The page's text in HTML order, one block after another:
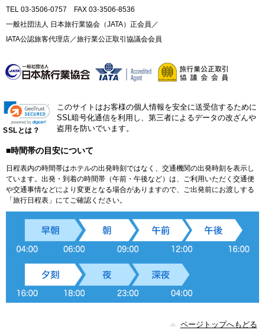
TEL 03-3506-0757 FAX 03-3506-8536
一般社団法人 日本旅行業協会（JATA）正会員／
IATA公認旅客代理店／旅行業公正取引協議会会員
SSLとは？
このサイトはお客様の個人情報を安全に送受信するために
SSL暗号化通信を利用し、第三者によるデータの改ざんや
盗用を防いでいます。
■時間帯の目安について
日程表内の時間帯はホテルの出発時刻ではなく、交通機関の出発時刻を表示し
ています。出発・到着の時間帯（午前・午後など）は、ご利用いただく交通便
や交通事情などにより変更となる場合がありますので、ご出発前にお渡しする
「旅行日程表」にてご確認ください。
ページトップへもどる